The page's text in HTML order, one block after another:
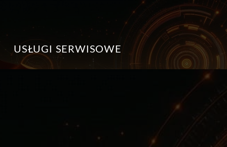
USŁUGI SERWISOWE